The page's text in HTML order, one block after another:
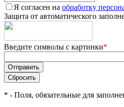
Я согласен на обработку
Защита от автоматического
Введите символы с картинки*
* - Поля, обязательные для